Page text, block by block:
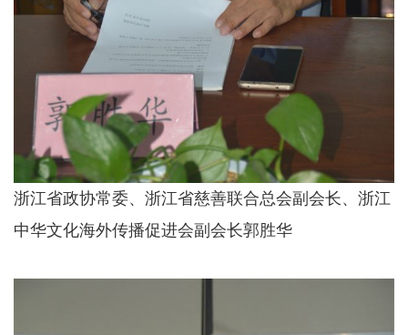
浙江省政协常委、浙江省慈善联合总会副会长、浙江
中华文化海外传播促进会副会长郭胜华